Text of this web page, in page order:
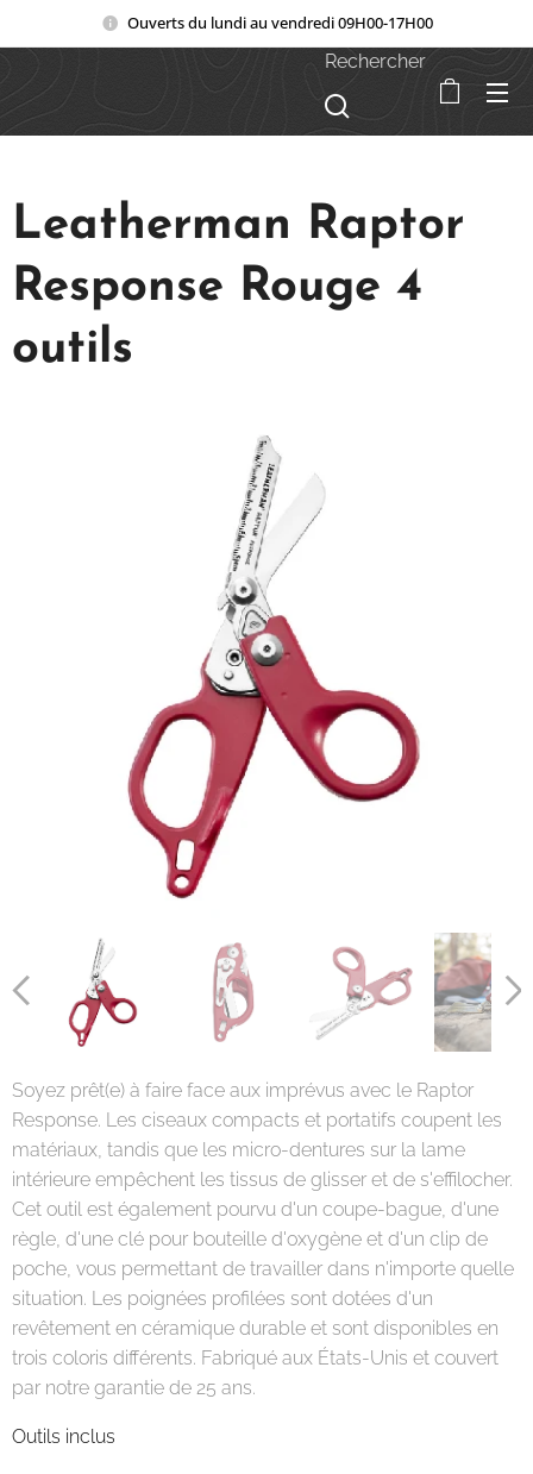
Ouverts du lundi au vendredi 09H00-17H00
Rechercher
Leatherman Raptor
Response Rouge 4
outils
Soyez prêt(e) à faire face aux imprévus avec le Raptor
Response. Les ciseaux compacts et portatifs coupent les
matériaux, tandis que les micro-dentures sur la lame
intérieure empêchent les tissus de glisser et de s'effilocher.
Cet outil est également pourvu d'un coupe-bague, d'une
règle, d'une clé pour bouteille d'oxygène et d'un clip de
poche, vous permettant de travailler dans n'importe quelle
situation. Les poignées profilées sont dotées d'un
revêtement en céramique durable et sont disponibles en
trois coloris différents. Fabriqué aux États-Unis et couvert
par notre garantie de 25 ans.
Outils inclus